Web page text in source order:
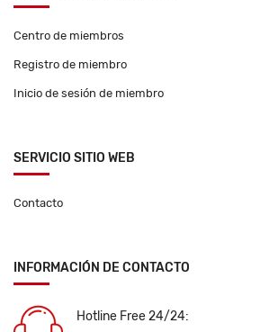
Centro de miembros
Registro de miembro
Inicio de sesión de miembro
SERVICIO SITIO WEB
Contacto
INFORMACIÓN DE CONTACTO
Hotline Free 24/24: